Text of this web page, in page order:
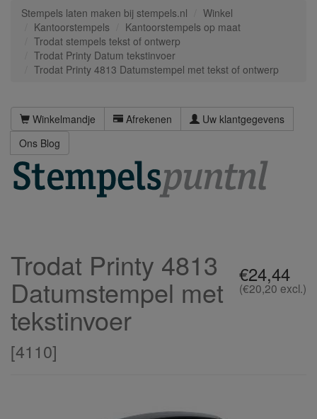
Stempels laten maken bij stempels.nl
Winkel
Kantoorstempels
Kantoorstempels op maat
Trodat stempels tekst of ontwerp
Trodat Printy Datum tekstinvoer
Trodat Printy 4813 Datumstempel met tekst of ontwerp
Winkelmandje Afrekenen
Uw klantgegevens
Ons Blog
€24,44
(€20,20 excl.)
Trodat Printy 4813
Datumstempel met
tekstinvoer
[4110]